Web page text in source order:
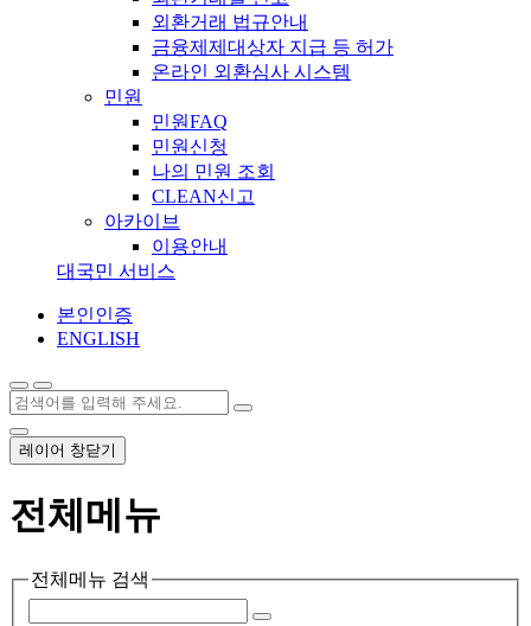
외환거래 법규안내
금융제제대상자 지급 등 허가
온라인 외환심사 시스템
민원
민원FAQ
민원신청
나의 민원 조회
CLEAN신고
아카이브
이용안내
대국민 서비스
본인인증
ENGLISH
레이어 창닫기
전체메뉴
전체메뉴 검색